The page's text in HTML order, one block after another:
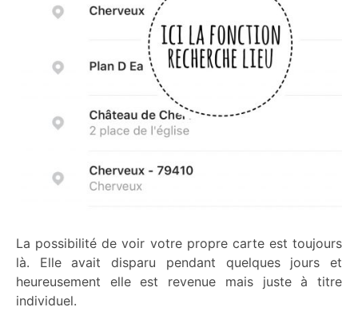
La possibilité de voir votre propre carte est toujours
là. Elle avait disparu pendant quelques jours et
heureusement elle est revenue mais juste à titre
individuel.